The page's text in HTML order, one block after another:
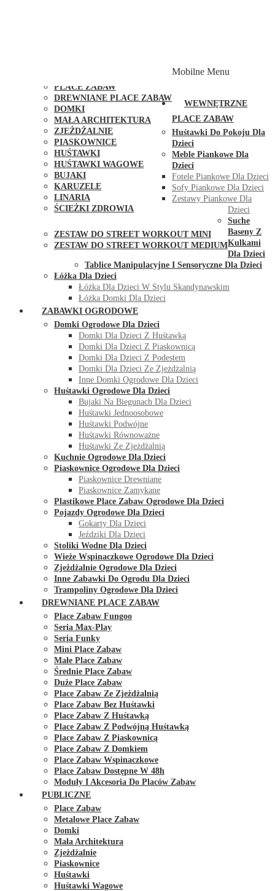
PLACE ZABAW
DREWNIANE PLACE ZABAW
DOMKI
MAŁA ARCHITEKTURA
ZJEŻDŻALNIE
PIASKOWNICE
HUŚTAWKI
HUŚTAWKI WAGOWE
BUJAKI
KARUZELE
LINARIA
ŚCIEŻKI ZDROWIA
ZESTAW DO STREET WORKOUT MINI
ZESTAW DO STREET WORKOUT MEDIUM
Mobilne Menu
WEWNĘTRZNE
PLACE ZABAW
Huśtawki Do Pokoju Dla
Dzieci
Meble Piankowe Dla
Dzieci
Fotele Piankowe Dla Dzieci
Sofy Piankowe Dla Dzieci
Zestawy Piankowe Dla
Dzieci
Suche
Baseny Z
Kulkami
Dla Dzieci
Tablice Manipulacyjne I Sensoryczne Dla Dzieci
Łóżka Dla Dzieci
Łóżka Dla Dzieci W Stylu Skandynawskim
Łóżka Domki Dla Dzieci
ZABAWKI OGRODOWE
Domki Ogrodowe Dla Dzieci
Domki Dla Dzieci Z Huśtawką
Domki Dla Dzieci Z Piaskownicą
Domki Dla Dzieci Z Podestem
Domki Dla Dzieci Ze Zjeżdżalnią
Inne Domki Ogrodowe Dla Dzieci
Huśtawki Ogrodowe Dla Dzieci
Bujaki Na Biegunach Dla Dzieci
Huśtawki Jednoosobowe
Huśtawki Podwójne
Huśtawki Równoważne
Huśtawki Ze Zjeżdżalnią
Kuchnie Ogrodowe Dla Dzieci
Piaskownice Ogrodowe Dla Dzieci
Piaskownice Drewniane
Piaskownice Zamykane
Plastikowe Place Zabaw Ogrodowe Dla Dzieci
Pojazdy Ogrodowe Dla Dzieci
Gokarty Dla Dzieci
Jeździki Dla Dzieci
Stoliki Wodne Dla Dzieci
Wieże Wspinaczkowe Ogrodowe Dla Dzieci
Zjeżdżalnie Ogrodowe Dla Dzieci
Inne Zabawki Do Ogrodu Dla Dzieci
Trampoliny Ogrodowe Dla Dzieci
DREWNIANE PLACE ZABAW
Place Zabaw Fungoo
Seria Max-Play
Seria Funky
Mini Place Zabaw
Małe Place Zabaw
Średnie Place Zabaw
Duże Place Zabaw
Place Zabaw Ze Zjeżdżalnią
Place Zabaw Bez Huśtawki
Place Zabaw Z Huśtawką
Place Zabaw Z Podwójną Huśtawką
Place Zabaw Z Piaskownicą
Place Zabaw Z Domkiem
Place Zabaw Wspinaczkowe
Place Zabaw Dostępne W 48h
Moduły I Akcesoria Do Placów Zabaw
PUBLICZNE
Place Zabaw
Metalowe Place Zabaw
Domki
Mała Architektura
Zjeżdżalnie
Piaskownice
Huśtawki
Huśtawki Wagowe